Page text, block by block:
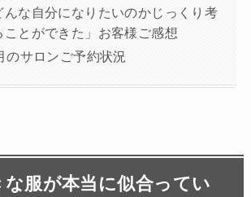
んな自分になりたいのかじっくり考
ことができた」お客様ご感想
のサロンご予約状況
な服が本当に似合ってい